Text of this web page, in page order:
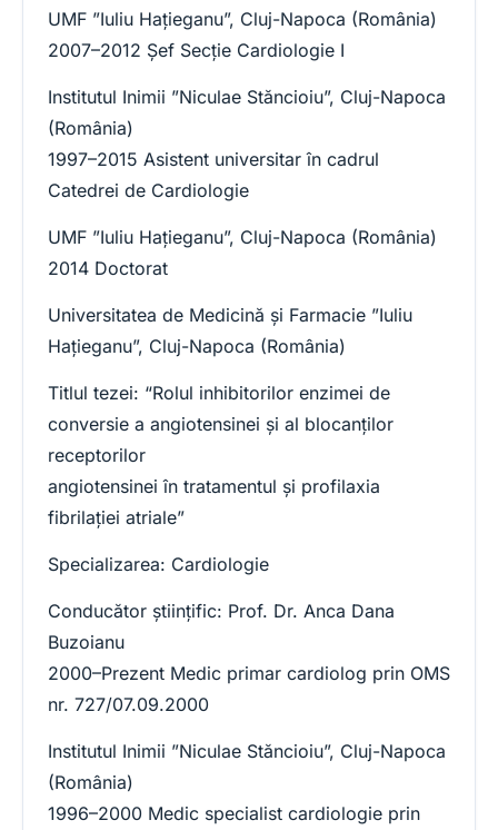
UMF ”Iuliu Hațieganu”, Cluj-Napoca (România)
2007–2012 Șef Secție Cardiologie I
Institutul Inimii ”Niculae Stăncioiu”, Cluj-Napoca
(România)
1997–2015 Asistent universitar în cadrul
Catedrei de Cardiologie
UMF ”Iuliu Hațieganu”, Cluj-Napoca (România)
2014 Doctorat
Universitatea de Medicină și Farmacie ”Iuliu
Hațieganu”, Cluj-Napoca (România)
Titlul tezei: “Rolul inhibitorilor enzimei de
conversie a angiotensinei şi al blocanţilor
receptorilor
angiotensinei în tratamentul şi profilaxia
fibrilaţiei atriale”
Specializarea: Cardiologie
Conducător științific: Prof. Dr. Anca Dana
Buzoianu
2000–Prezent Medic primar cardiolog prin OMS
nr. 727/07.09.2000
Institutul Inimii ”Niculae Stăncioiu”, Cluj-Napoca
(România)
1996–2000 Medic specialist cardiologie prin